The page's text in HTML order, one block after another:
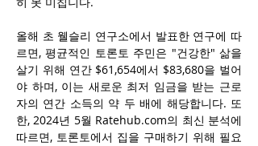
올해 초 웰슬리 연구소에서 발표한 연구에 따
르면, 평균적인 토론토 주민은 "건강한" 삶을
살기 위해 연간 $61,654에서 $83,680을 벌어
야 하며, 이는 새로운 최저 임금을 받는 근로
자의 연간 소득의 약 두 배에 해당합니다. 또
한, 2024년 5월 Ratehub.com의 최신 분석에
따르면, 토론토에서 집을 구매하기 위해 필요